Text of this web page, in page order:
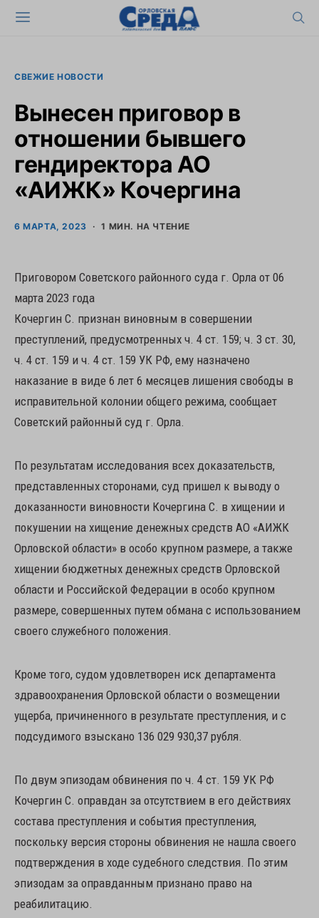
СВЕЖИЕ НОВОСТИ
Вынесен приговор в
отношении бывшего
гендиректора АО
«АИЖК» Кочергина
6 МАРТА, 2023 1 МИН. НА ЧТЕНИЕ
Приговором Советского районного суда г. Орла от 06
марта 2023 года
Кочергин С. признан виновным в совершении
преступлений, предусмотренных ч. 4 ст. 159; ч. 3 ст. 30,
ч. 4 ст. 159 и ч. 4 ст. 159 УК РФ, ему назначено
наказание в виде 6 лет 6 месяцев лишения свободы в
исправительной колонии общего режима, сообщает
Советский районный суд г. Орла.
По результатам исследования всех доказательств,
представленных сторонами, суд пришел к выводу о
доказанности виновности Кочергина С. в хищении и
покушении на хищение денежных средств АО «АИЖК
Орловской области» в особо крупном размере, а также
хищении бюджетных денежных средств Орловской
области и Российской Федерации в особо крупном
размере, совершенных путем обмана с использованием
своего служебного положения.
Кроме того, судом удовлетворен иск департамента
здравоохранения Орловской области о возмещении
ущерба, причиненного в результате преступления, и с
подсудимого взыскано 136 029 930,37 рубля.
По двум эпизодам обвинения по ч. 4 ст. 159 УК РФ
Кочергин С. оправдан за отсутствием в его действиях
состава преступления и события преступления,
поскольку версия стороны обвинения не нашла своего
подтверждения в ходе судебного следствия. По этим
эпизодам за оправданным признано право на
реабилитацию.